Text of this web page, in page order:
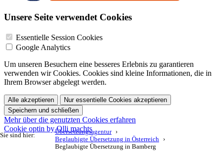
Sie sind hier:
Übersetzungsagentur
Beglaubigte Übersetzung in Österreich
Beglaubigte Übersetzung in Bamberg
Unsere Seite verwendet Cookies
Essentielle Session Cookies
Google Analytics
Um unseren Besuchern eine besseres Erlebnis zu garantieren
verwenden wir Cookies. Cookies sind kleine Informationen, die in
Ihrem Browser abgelegt werden.
Alle akzeptieren
Nur essentielle Cookies akzeptieren
Speichern und schließen
Mehr über die genutzten Cookies erfahren
Cookie optin by Olli machts